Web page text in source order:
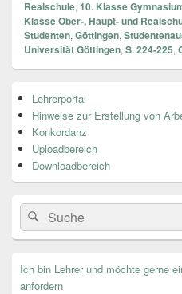
Realschule, 10. Klasse
Klasse Ober-, Haupt- und
Studenten, Göttingen,
Universität Göttingen, S. 224-225,
Seitenleisten
Widget-
Bereich
Lehrerportal
Hinweise zur Erstellung von
Konkordanz
Uploadbereich
Downloadbereich
Search
for:
Suche
Ich bin Lehrer und möchte gerne
anfordern